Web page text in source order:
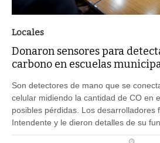
Locales
Donaron sensores para
carbono en escuelas
Son detectores de mano que se
celular midiendo la cantidad de CO en
posibles pérdidas. Los desarrolladores
Intendente y le dieron detalles de su